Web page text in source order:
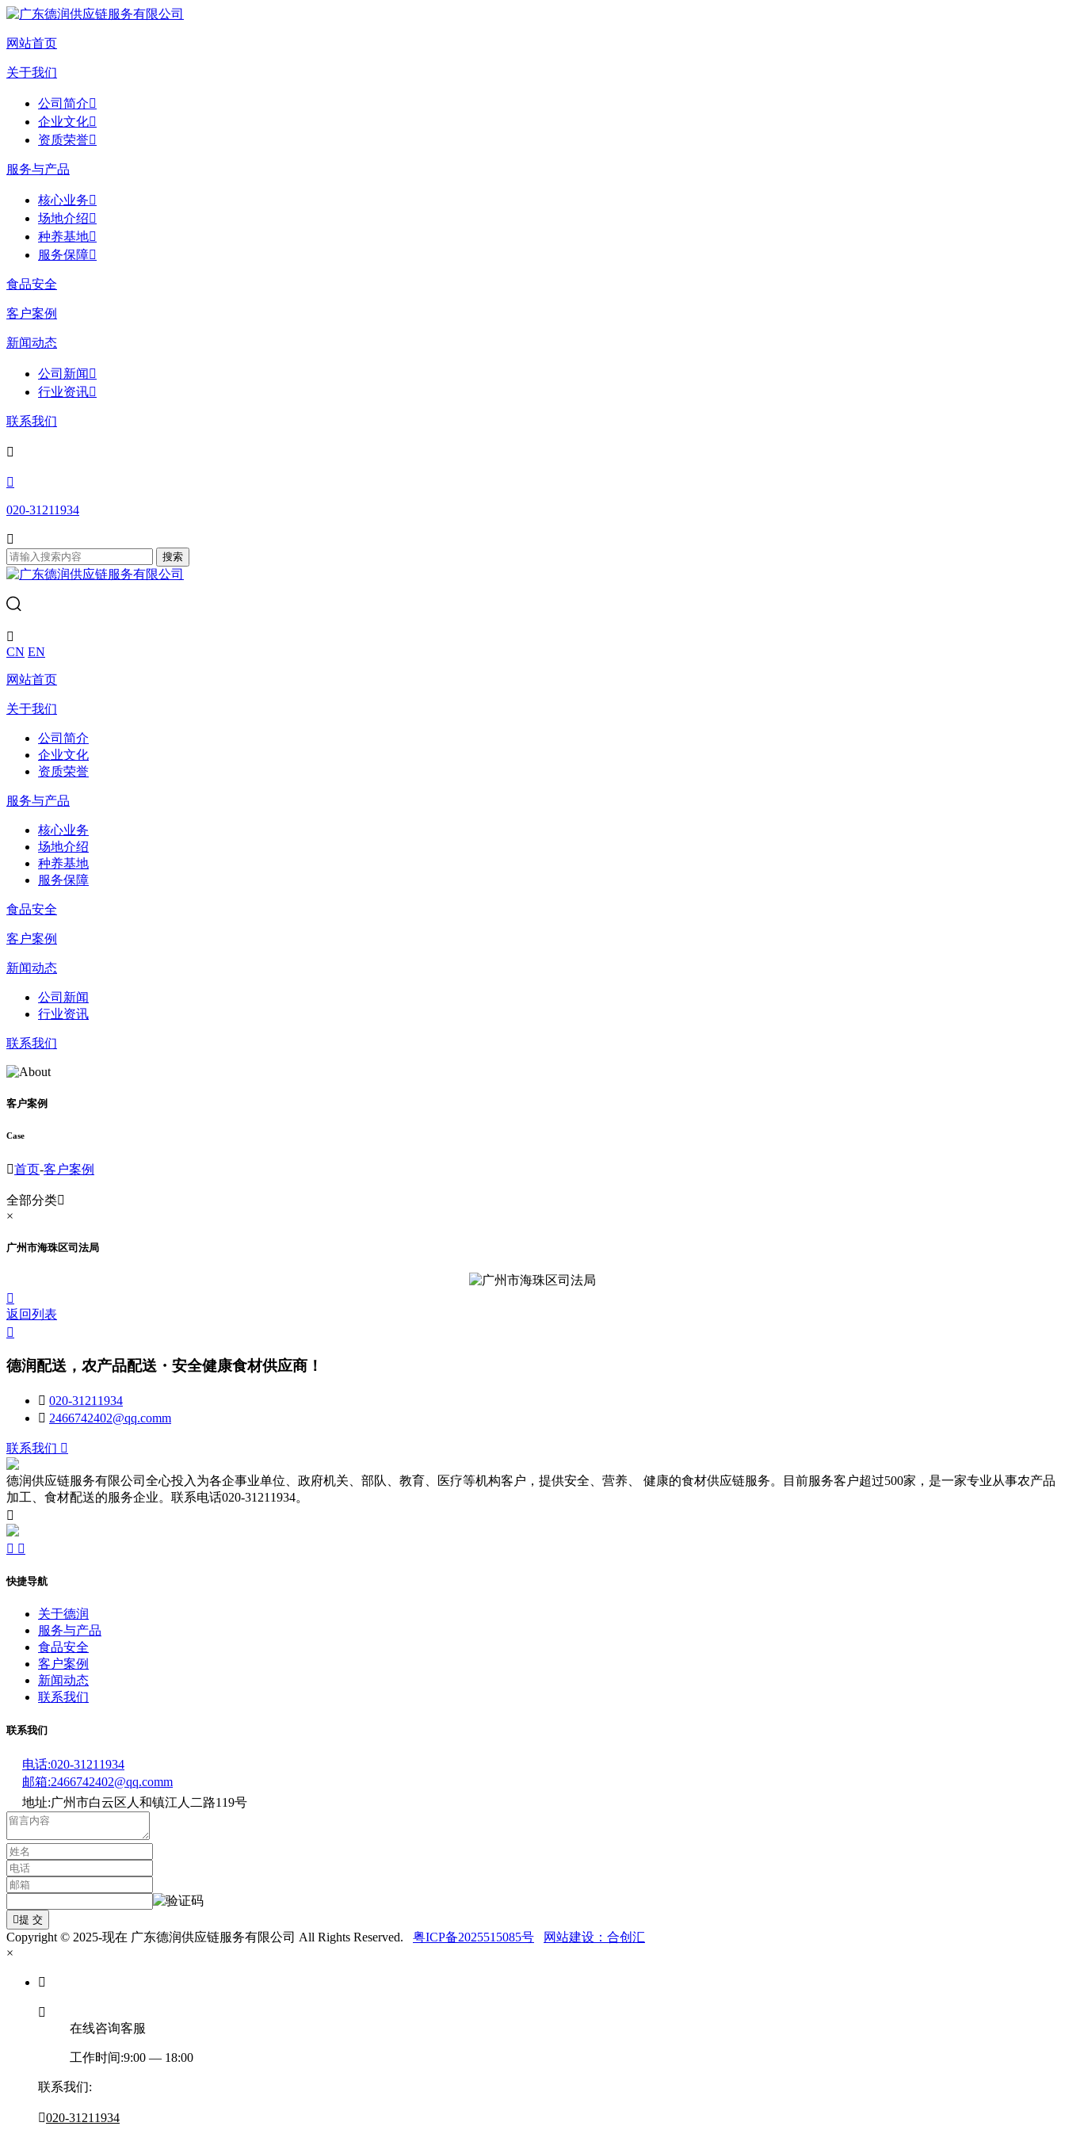
网站首页
关于我们
公司简介
企业文化
资质荣誉
服务与产品
核心业务
场地介绍
种养基地
服务保障
食品安全
客户案例
新闻动态
公司新闻 
行业资讯
联系我们


020-31211934

搜索

CN EN
网站首页
关于我们
公司简介
企业文化
资质荣誉
服务与产品
核心业务
场地介绍
种养基地
服务保障
食品安全
客户案例
新闻动态
公司新闻
行业资讯
联系我们
客户案例
Case
首页-客户案例
全部分类
×
广州市海珠区司法局

返回列表

德润配送，农产品配送・安全健康食材供应商！
 020-31211934
 2466742402@qq.comm
联系我们 
德润供应链服务有限公司全心投入为各企事业单位、政府机关、部队、教育、医疗等机构客户，提供安全、营养、 健康的食材供应链服务。目前服务客户超过500家，是一家专业从事农产品
加工、食材配送的服务企业。联系电话020-31211934。

 
快捷导航
关于德润
服务与产品
食品安全
客户案例
新闻动态
联系我们
联系我们
电话:020-31211934
邮箱:2466742402@qq.comm
地址:广州市白云区人和镇江人二路119号
提 交
Copyright © 2025-现在 广东德润供应链服务有限公司 All Rights Reserved. 粤ICP备2025515085号
网站建设：合创汇
×


在线咨询客服
工作时间:9:00 — 18:00
联系我们:
020-31211934